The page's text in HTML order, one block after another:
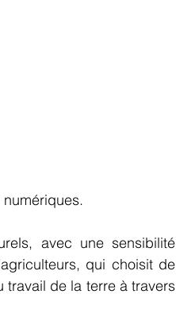
avec une sensibilité
qui choisit de
de la terre à travers